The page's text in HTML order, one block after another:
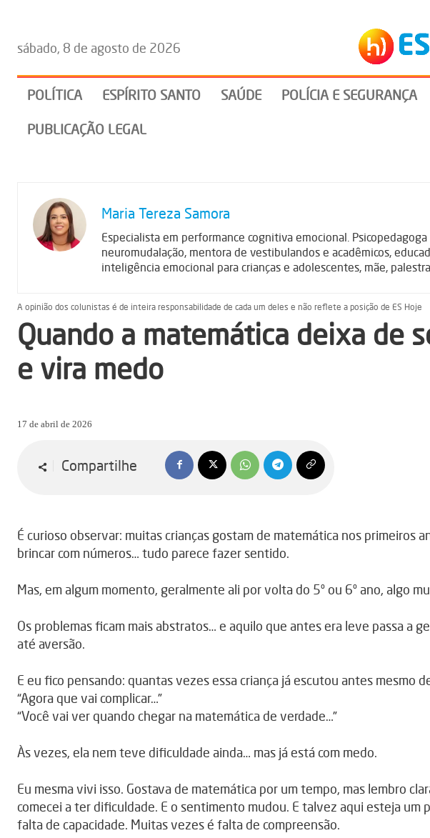
sábado, 8 de agosto de 2026
POLÍTICA ESPÍRITO SANTO SAÚDE POLÍCIA E SEGURANÇA
PUBLICAÇÃO LEGAL
Maria Tereza Samora
Especialista em performance cognitiva emocional. Psicopedagoga
neuromudalação, mentora de vestibulandos e acadêmicos,
inteligência emocional para crianças e adolescentes, mãe,
A opinião dos colunistas é de inteira responsabilidade de cada um deles e não reflete a posição de ES Hoje
Quando a matemática deixa de
e vira medo
17 de abril de 2026
Compartilhe
É curioso observar: muitas crianças gostam de matemática nos primeiros
brincar com números… tudo parece fazer sentido.
Mas, em algum momento, geralmente ali por volta do 5º ou 6º ano, algo
Os problemas ficam mais abstratos… e aquilo que antes era leve passa a
até aversão.
E eu fico pensando: quantas vezes essa criança já escutou antes mesmo
“Agora que vai complicar…”
“Você vai ver quando chegar na matemática de verdade…”
Às vezes, ela nem teve dificuldade ainda… mas já está com medo.
Eu mesma vivi isso. Gostava de matemática por um tempo, mas lembro
comecei a ter dificuldade. E o sentimento mudou. E talvez aqui esteja um
falta de capacidade. Muitas vezes é falta de compreensão.